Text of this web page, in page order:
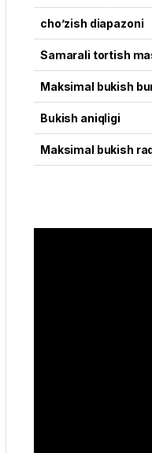
cho’zish diapazoni
Samarali tortish
Maksimal bukish
Bukish aniqligi
Maksimal bukish